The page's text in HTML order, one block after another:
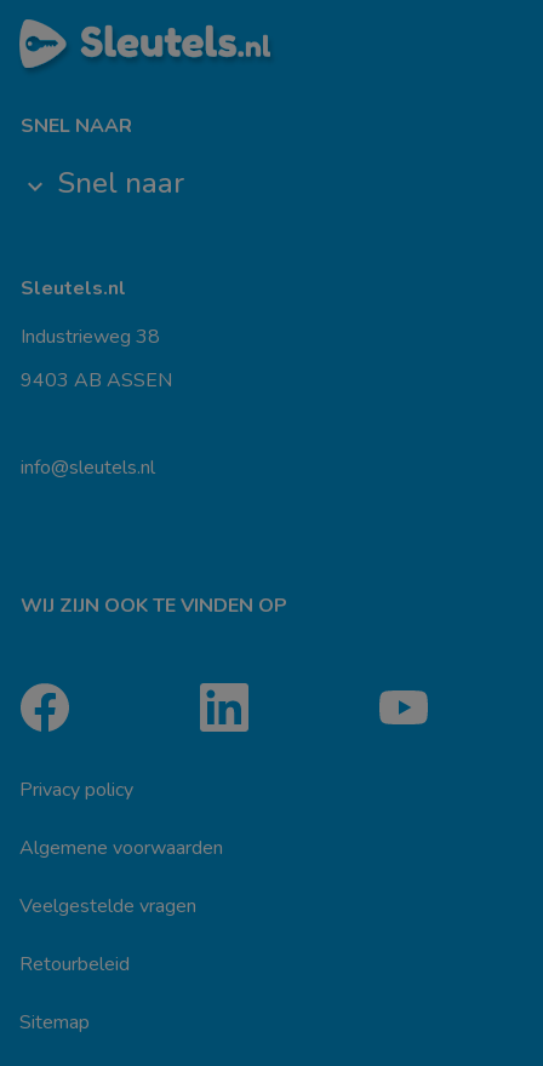
SNEL NAAR
keyboard_arrow_down Snel naar
Sleutels.nl
Industrieweg 38
9403 AB ASSEN
info@sleutels.nl
WIJ ZIJN OOK TE VINDEN OP
Privacy policy
Algemene voorwaarden
Veelgestelde vragen
Retourbeleid
Sitemap